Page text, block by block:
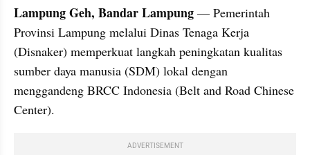
Lampung Geh, Bandar Lampung — Pemerintah
Provinsi Lampung melalui Dinas Tenaga Kerja
(Disnaker) memperkuat langkah peningkatan kualitas
sumber daya manusia (SDM) lokal dengan
menggandeng BRCC Indonesia (Belt and Road Chinese
Center).
ADVERTISEMENT